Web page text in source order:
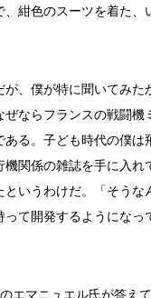
、紺色のスーツを着た
が、僕が特に聞いてみ
ならフランスの戦闘
る。子ども時代の僕は
機関係の雑誌を手に入
というわけだ。「そう
って開発するようにな
エマニュエル氏が答え